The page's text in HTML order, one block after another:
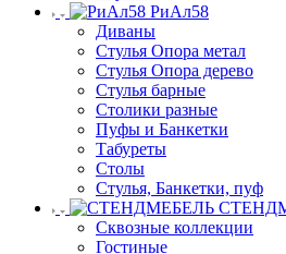
РиАл58
Диваны
Стулья Опора метал
Стулья Опора дерево
Стулья барные
Столики разные
Пуфы и Банкетки
Табуреты
Столы
Стулья, Банкетки, пуф
Сквозные коллекции
Гостиные